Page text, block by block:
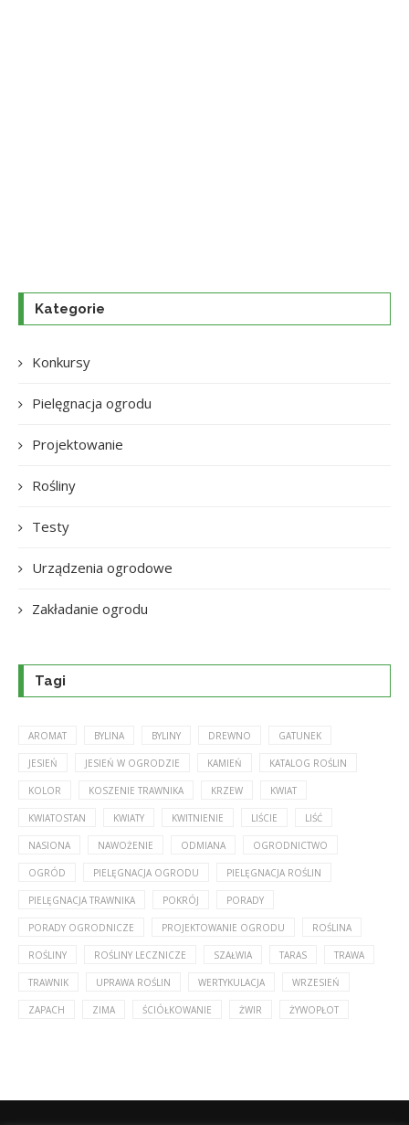
Kategorie
Konkursy
Pielęgnacja ogrodu
Projektowanie
Rośliny
Testy
Urządzenia ogrodowe
Zakładanie ogrodu
Tagi
AROMAT BYLINA BYLINY DREWNO GATUNEK
JESIEŃ JESIEŃ W OGRODZIE KAMIEŃ KATALOG ROŚLIN
KOLOR KOSZENIE TRAWNIKA KRZEW KWIAT
KWIATOSTAN KWIATY KWITNIENIE LIŚCIE LIŚĆ
NASIONA NAWOŻENIE ODMIANA OGRODNICTWO
OGRÓD PIELĘGNACJA OGRODU PIELĘGNACJA ROŚLIN
PIELĘGNACJA TRAWNIKA POKRÓJ PORADY
PORADY OGRODNICZE PROJEKTOWANIE OGRODU ROŚLINA
ROŚLINY ROŚLINY LECZNICZE SZAŁWIA TARAS TRAWA
TRAWNIK UPRAWA ROŚLIN WERTYKULACJA WRZESIEŃ
ZAPACH ZIMA ŚCIÓŁKOWANIE ŻWIR ŻYWOPŁOT